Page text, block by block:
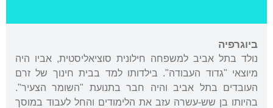
ביוגרפיה
נולד בתל אביב למשפחה חילונית סוציאליסטית, אביו היה
מיוצאי "גדוד העבודה". בילדותו למד בבית חינוך של זרם
העובדים בתל אביב והיה חבר בתנועת "השומר הצעיר".
בהיותו בן שש-עשרה עזב את הלימודים והחל לעבוד במוסך